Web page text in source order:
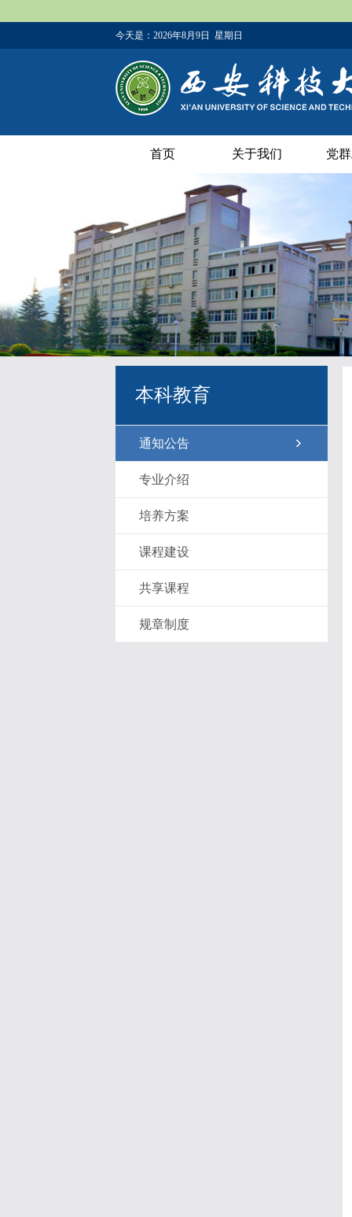
今天是： 2026年8月9日 星期日
首页 关于我们 党
本科教育
通知公告
专业介绍
培养方案
课程建设
共享课程
规章制度